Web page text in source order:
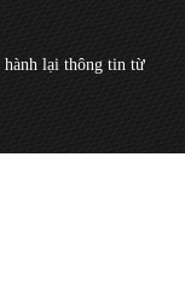
lại thông tin từ